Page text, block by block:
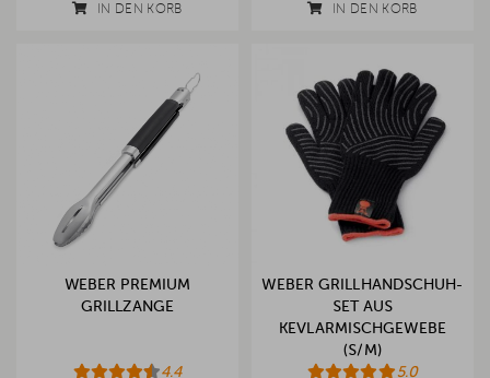
IN DEN KORB IN DEN KORB
WEBER PREMIUM
GRILLZANGE
4.4
WEBER GRILLHANDSCHUH-
SET AUS
KEVLARMISCHGEWEBE
(S/M)
5.0